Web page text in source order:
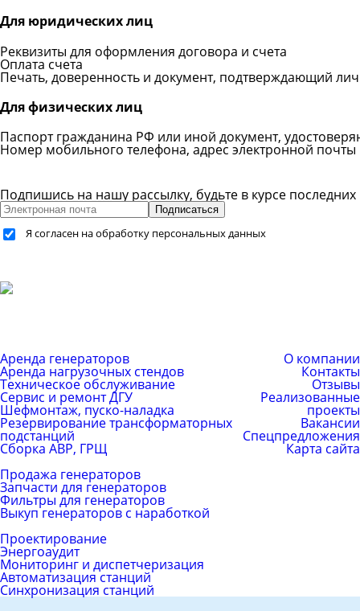
Для юридических лиц
Реквизиты для оформления договора и счета
Оплата счета
Печать, доверенность и документ, подтверждающий
Для физических лиц
Паспорт гражданина РФ или иной документ,
Номер мобильного телефона, адрес электронной почты
Подпишись на нашу рассылку, будьте в курсе
Подписаться
Я согласен на обработку персональных данных
Аренда генераторов
Аренда нагрузочных стендов
Техническое обслуживание
Сервис и ремонт ДГУ
Шефмонтаж, пуско-наладка
Резервирование трансформаторных
подстанций
Сборка АВР, ГРЩ
О компании
Контакты
Отзывы
Реализованные
проекты
Вакансии
Спецпредложения
Карта сайта
Каталог товаров
Продажа генераторов
Запчасти для генераторов
Фильтры для генераторов
Выкуп генераторов с наработкой
ЕРС (контракт)
Проектирование
Энергоаудит
Мониторинг и диспетчеризация
Автоматизация станций
Синхронизация станций